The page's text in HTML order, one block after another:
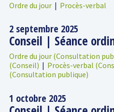
Ordre du jour| Procès-verbal
2 septembre 2025
Conseil | Séance
Ordre du jour (Consultation
(Conseil) | Procès-verbal
(Consultation publique)
1 octobre 2025